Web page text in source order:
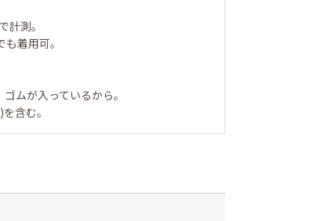
測。
着用可。
ムが入っているから。
含む。